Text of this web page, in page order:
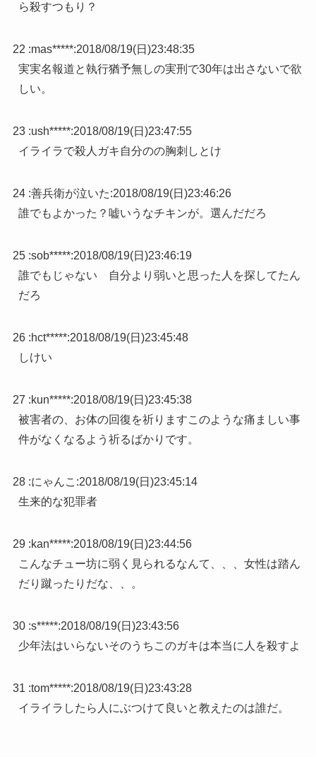
ら殺すつもり？
22 :mas*****:2018/08/19(日)23:48:35
実実名報道と執行猶予無しの実刑で30年は出さないで欲
しい。
23 :ush*****:2018/08/19(日)23:47:55
イライラで殺人ガキ自分のの胸刺しとけ
24 :善兵衛が泣いた:2018/08/19(日)23:46:26
誰でもよかった？嘘いうなチキンが。選んだだろ
25 :sob*****:2018/08/19(日)23:46:19
誰でもじゃない 自分より弱いと思った人を探してたん
だろ
26 :hct*****:2018/08/19(日)23:45:48
しけい
27 :kun*****:2018/08/19(日)23:45:38
被害者の、お体の回復を祈りますこのような痛ましい事
件がなくなるよう祈るばかりです。
28 :にゃんこ :2018/08/19(日)23:45:14
生来的な犯罪者
29 :kan*****:2018/08/19(日)23:44:56
こんなチュー坊に弱く見られるなんて、、、女性は踏ん
だり蹴ったりだな、、。
30 :s*****:2018/08/19(日)23:43:56
少年法はいらないそのうちこのガキは本当に人を殺すよ
31 :tom*****:2018/08/19(日)23:43:28
イライラしたら人にぶつけて良いと教えたのは誰だ。